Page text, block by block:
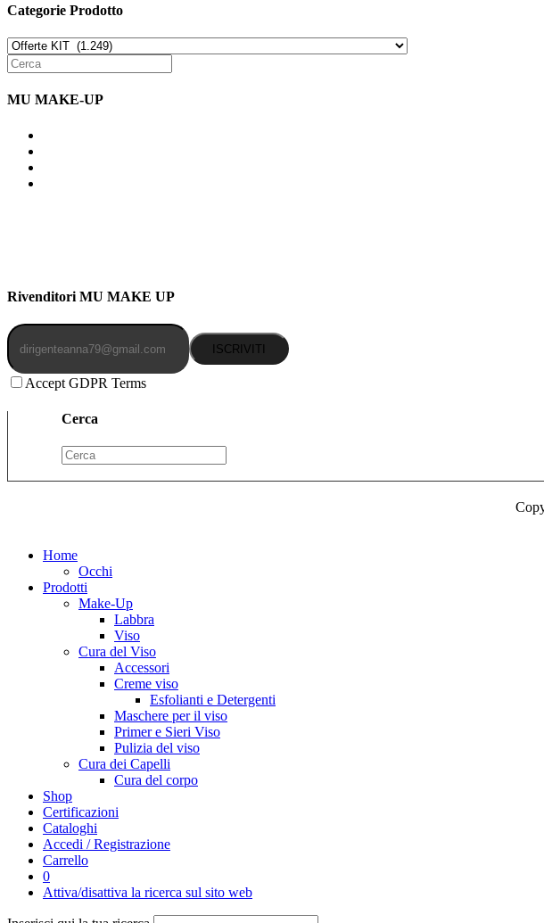
Categorie Prodotto
MU MAKE-UP
Rivenditori MU MAKE UP
ISCRIVITI
Accept GDPR Terms
Cerca
Home
Occhi
Prodotti
Make-Up
Labbra
Viso
Cura del Viso
Accessori
Creme viso
Esfolianti e Detergenti
Maschere per il viso
Primer e Sieri Viso
Pulizia del viso
Cura dei Capelli
Cura del corpo
Shop
Certificazioni
Cataloghi
Accedi / Registrazione
Carrello
0
Attiva/disattiva la ricerca sul sito web